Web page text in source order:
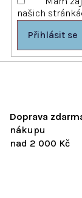
našich
Přihlásit se
Doprava
nákupu
nad 2 000 Kč